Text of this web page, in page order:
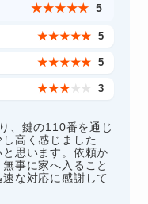
★★★★★ 5
★★★★★ 5
★★★★★ 5
★★★ ★ ★ 3
、鍵の110番を通じ
高く感じました
思います。依頼か
事に家へ入ること
な対応に感謝して